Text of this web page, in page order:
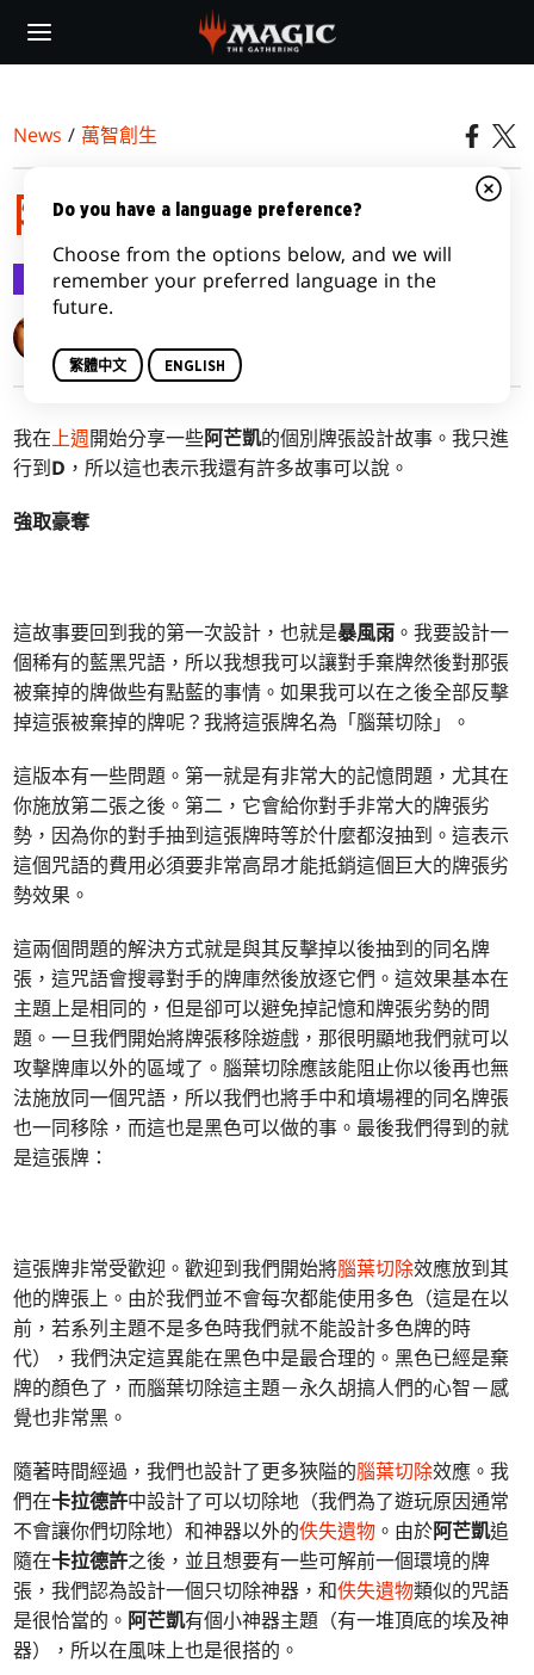
main
News / 萬智創生
阿芒凱來談談了，第二部
萬智創生 2017-05-01
我在上週開始分享一些阿芒凱的個別牌張設計故事。我只進
行到D ，所以這也表示我還有許多故事可以說。
強取豪奪
這故事要回到我的第一次設計，也就是暴風雨 。我要設計一
個稀有的藍黑咒語，所以我想我可以讓對手棄牌然後對那張
被棄掉的牌做些有點藍的事情。如果我可以在之後全部反擊
掉這張被棄掉的牌呢？我將這張牌名為「腦葉切除」。
這版本有一些問題。第一就是有非常大的記憶問題，尤其在
你施放第二張之後。第二，它會給你對手非常大的牌張劣
勢，因為你的對手抽到這張牌時等於什麼都沒抽到。這表示
這個咒語的費用必須要非常高昂才能抵銷這個巨大的牌張劣
勢效果。
這兩個問題的解決方式就是與其反擊掉以後抽到的同名牌
張，這咒語會搜尋對手的牌庫然後放逐它們。這效果基本在
主題上是相同的，但是卻可以避免掉記憶和牌張劣勢的問
題。一旦我們開始將牌張移除遊戲，那很明顯地我們就可以
攻擊牌庫以外的區域了。腦葉切除應該能阻止你以後再也無
法施放同一個咒語，所以我們也將手中和墳場裡的同名牌張
也一同移除，而這也是黑色可以做的事。最後我們得到的就
是這張牌：
這張牌非常受歡迎。歡迎到我們開始將腦葉切除效應放到其
他的牌張上。由於我們並不會每次都能使用多色（這是在以
前，若系列主題不是多色時我們就不能設計多色牌的時
代），我們決定這異能在黑色中是最合理的。黑色已經是棄
牌的顏色了，而腦葉切除這主題－永久胡搞人們的心智－感
覺也非常黑。
隨著時間經過，我們也設計了更多狹隘的腦葉切除效應。我
們在卡拉德許中設計了可以切除地（我們為了遊玩原因通常
不會讓你們切除地）和神器以外的佚失遺物 。由於阿芒凱追
隨在卡拉德許之後，並且想要有一些可解前一個環境的牌
張，我們認為設計一個只切除神器，和佚失遺物類似的咒語
是很恰當的。 阿芒凱有個小神器主題（有一堆頂底的埃及神
器），所以在風味上也是很搭的。
Do you have a language preference?
Choose from the options below, and we will
remember your preferred language in the
future.
繁體中文 ENGLISH